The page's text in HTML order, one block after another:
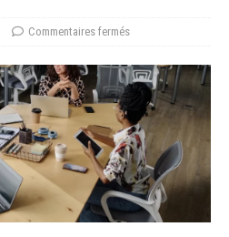
Commentaires fermés